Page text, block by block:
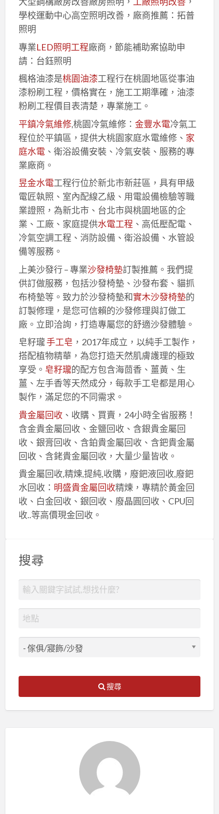
學校運動中心高空照明改善，廠商推薦：拓普
照明
專業LED照明工程廠商，節能補助案協助申
請：台鈺照明
楓格油漆是桃園油漆工程行在桃園地區從事油
漆粉刷工程，價格實在，施工工期準確，油漆
粉刷工程價目表清楚，專業施工。
平鎮冷氣維修,桃園冷氣維修： 金豐水電冷氣工
程位於平鎮區，提供大桃園家庭水電維修、 家
庭水電、衛浴設備安裝、冷氣安裝、服務的專
業廠商。
昱金水電工程行位於新北市新莊區，具有甲級
電匠執照、室內配線乙級、用電設備檢驗等職
業證照，為新北市、台北市與桃園地區的企
業、工廠、家庭提供水電工程 、高低壓配電、
冷氣空調工程、消防設備、衛浴設備、水管設
備等服務。
上美沙發行 – 專業沙發椅墊訂製推薦。我們提
供訂做服務，包括沙發椅墊、沙發布套、貓抓
布椅墊等。致力於沙發椅墊和實木沙發椅墊的
訂製修理，是您可信賴的沙發修理與訂做工
廠。立即洽詢，打造專屬您的舒適沙發體驗。
皂籽瓏手工皂 ，2017年成立，以純手工製作，
搭配植物精華，為您打造天然肌膚護理的極致
享受。 皂籽瓏的配方包含海茴香、薑黃、生
薑、左手香等天然成分，每款手工皂都是用心
製作，滿足您的不同需求。
貴金屬回收、收購、買賣，24小時全省服務！
含金貴金屬回收、金鹽回收、含銀貴金屬回
收、銀膏回收、含鉑貴金屬回收、含鈀貴金屬
回收、含銠貴金屬回收，大量少量皆收。
貴金屬回收,精煉,提純,收購，廢鈀液回收,廢鈀
水回收： 明盛貴金屬回收精煉，專精於黃金回
收、白金回收、銀回收、廢晶圓回收、CPU回
收..等高價現金回收。
搜尋
搜尋